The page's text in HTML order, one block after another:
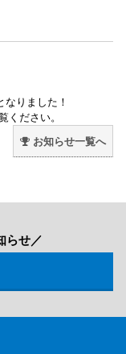
なりました！
ください。
お知らせ一覧へ
らせ／